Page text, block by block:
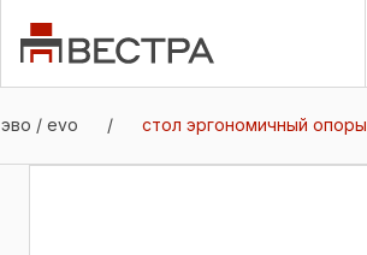
/ evo / стол эргономичный